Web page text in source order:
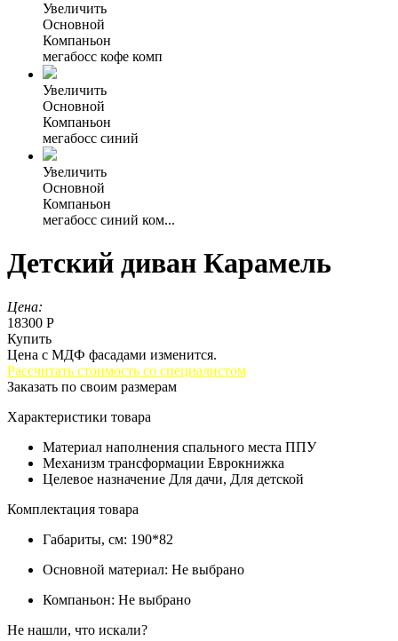
Увеличить
Основной
Компаньон
мегабосс кофе комп
Увеличить
Основной
Компаньон
мегабосс синий
Увеличить
Основной
Компаньон
мегабосс синий ком...
Детский диван Карамель
Цена:
18300 Р
Купить
Цена с МДФ фасадами изменится.
Рассчитать стоимость со специалистом
Заказать по своим размерам
Характеристики товара
Материал наполнения спального места ППУ
Механизм трансформации Еврокнижка
Целевое назначение Для дачи, Для детской
Комплектация товара
Габариты, см: 190*82
Основной материал: Не выбрано
Компаньон: Не выбрано
Не нашли, что искали?